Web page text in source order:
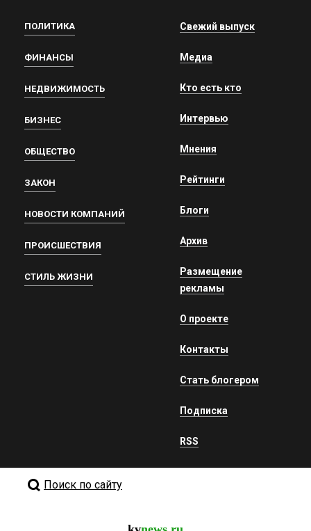
ПОЛИТИКА
ФИНАНСЫ
НЕДВИЖИМОСТЬ
БИЗНЕС
ОБЩЕСТВО
ЗАКОН
НОВОСТИ КОМПАНИЙ
ПРОИСШЕСТВИЯ
СТИЛЬ ЖИЗНИ
Свежий выпуск
Медиа
Кто есть кто
Интервью
Мнения
Рейтинги
Блоги
Архив
Размещение
рекламы
О проекте
Контакты
Стать блогером
Подписка
RSS
Поиск по сайту